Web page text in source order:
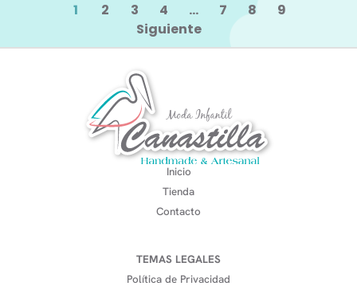
1 2 3 4 … 7 8
9
Siguiente
Inicio
Tienda
Contacto
TEMAS LEGALES
Política de Privacidad